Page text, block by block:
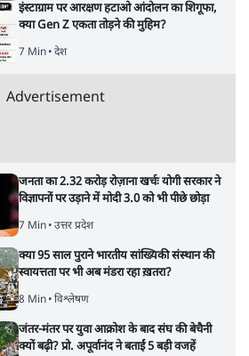
इंस्टाग्राम पर आरक्षण हटाओ आंदोलन का शिगूफा,
क्या Gen Z एकता तोड़ने की मुहिम?
7 Min• देश
Advertisement
जनता का 2.32 करोड़ रोज़ाना खर्चः योगी सरकार ने
विज्ञापनों पर उड़ाने में मोदी 3.0 को भी पीछे छोड़ा
7 Min• उत्तर प्रदेश
क्या 95 साल पुराने भारतीय सांख्यिकी संस्थान की
स्वायत्तता पर भी अब मंडरा रहा ख़तरा?
8 Min• विश्लेषण
जंतर-मंतर पर युवा आक्रोश के बाद संघ की बेचैनी
क्यों बढ़ी? प्रो. अपूर्वानंद ने बताईं 5 बड़ी वजहें